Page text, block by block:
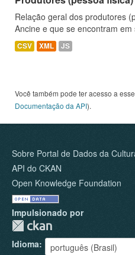
Relação geral dos produtores
Ancine e que se encontram em
CSV XML JS
Você também pode ter acesso a
Documentação da API).
Sobre Portal de Dados da
API do CKAN
Open Knowledge Foundation
Impulsionado por
Idioma